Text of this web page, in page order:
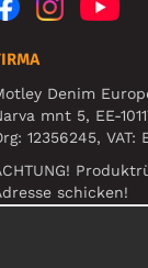
Denim
mnt 5, EE-
12356245, VAT:
schicken!